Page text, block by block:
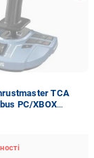
TCA
PC/XBOX